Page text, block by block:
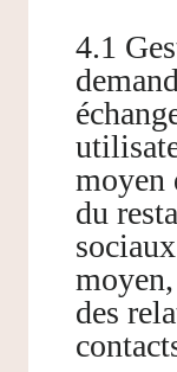
4.1
moyen
du
des